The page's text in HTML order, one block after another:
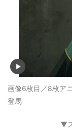
画像6枚目／8枚ア
登馬
▼